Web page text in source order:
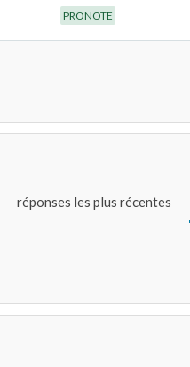
PRONOTE
réponses les plus récentes